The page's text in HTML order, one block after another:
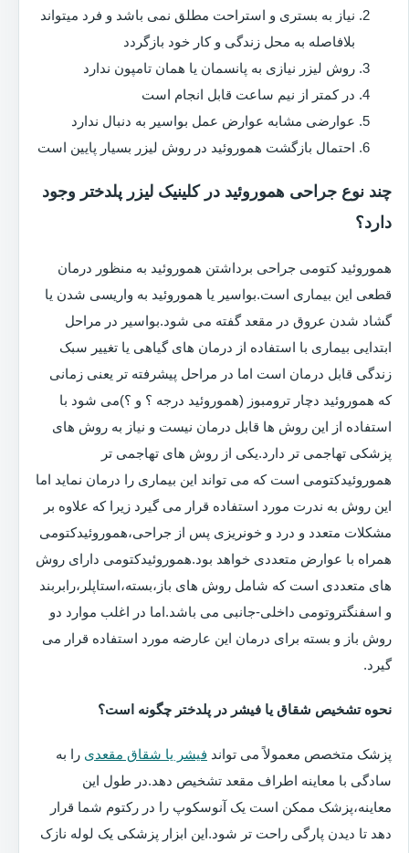
نیاز به بستری و استراحت مطلق نمی باشد و فرد میتواند
بلافاصله به محل زندگی و کار خود بازگردد
روش لیزر نیازی به پانسمان یا همان تامپون ندارد
در کمتر از نیم ساعت قابل انجام است
عوارضی مشابه عوارض عمل بواسیر به دنبال ندارد
احتمال بازگشت هموروئید در روش لیزر بسیار پایین است
چند نوع جراحی هموروئید در کلینیک لیزر پلدختر وجود
دارد؟
هموروئید کتومی جراحی برداشتن هموروئید به منظور درمان
قطعی این بیماری است.بواسیر یا هموروئید به واریسی شدن یا
گشاد شدن عروق در مقعد گفته می شود.بواسیر در مراحل
ابتدایی بیماری با استفاده از درمان های گیاهی یا تغییر سبک
زندگی قابل درمان است اما در مراحل پیشرفته تر یعنی زمانی
که هموروئید دچار ترومبوز (هموروئید درجه ؟ و ؟)می شود با
استفاده از این روش ها قابل درمان نیست و نیاز به روش های
پزشکی تهاجمی تر دارد.یکی از روش های تهاجمی تر
هموروئیدکتومی است که می تواند این بیماری را درمان نماید اما
این روش به ندرت مورد استفاده قرار می گیرد زیرا که علاوه بر
مشکلات متعدد و درد و خونریزی پس از جراحی،هموروئیدکتومی
همراه با عوارض متعددی خواهد بود.هموروئیدکتومی دارای روش
های متعددی است که شامل روش های باز،بسته،استاپلر،رابربند
و اسفنگتروتومی داخلی-جانبی می باشد.اما در اغلب موارد دو
روش باز و بسته برای درمان این عارضه مورد استفاده قرار می
گیرد.
نحوه تشخیص شقاق یا فیشر در پلدختر چگونه است؟
پزشک متخصص معمولاً می تواند فیشر یا شقاق مقعدی را به
سادگی با معاینه اطراف مقعد تشخیص دهد.در طول این
معاینه،پزشک ممکن است یک آنوسکوپ را در رکتوم شما قرار
دهد تا دیدن پارگی راحت تر شود.این ابزار پزشکی یک لوله نازک